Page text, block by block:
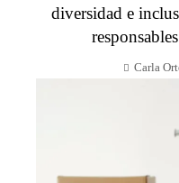
diversidad e
Carla